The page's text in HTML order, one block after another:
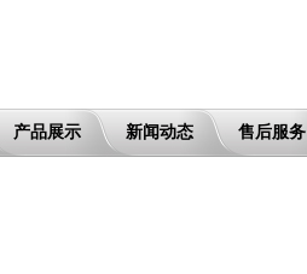
产品展示 新闻动态 售后服务